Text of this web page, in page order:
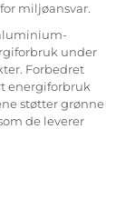
miljøansvar.
under
Forbedret
energiforbruk
støtter grønne
de leverer